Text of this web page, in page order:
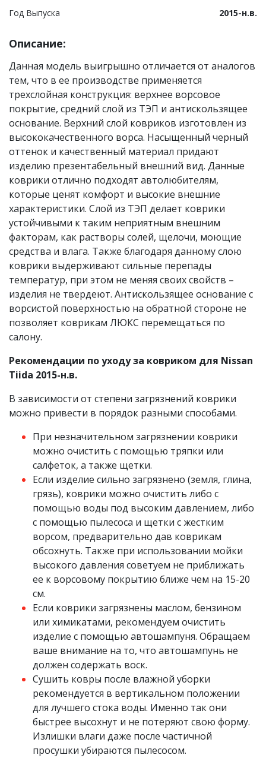
Год Выпуска
2015-н.в.
Описание:
Данная модель выигрышно отличается от аналогов
тем, что в ее производстве применяется
трехслойная конструкция: верхнее ворсовое
покрытие, средний слой из ТЭП и антискользящее
основание. Верхний слой ковриков изготовлен из
высококачественного ворса. Насыщенный черный
оттенок и качественный материал придают
изделию презентабельный внешний вид. Данные
коврики отлично подходят автолюбителям,
которые ценят комфорт и высокие внешние
характеристики. Слой из ТЭП делает коврики
устойчивыми к таким неприятным внешним
факторам, как растворы солей, щелочи, моющие
средства и влага. Также благодаря данному слою
коврики выдерживают сильные перепады
температур, при этом не меняя своих свойств –
изделия не твердеют. Антискользящее основание с
ворсистой поверхностью на обратной стороне не
позволяет коврикам ЛЮКС перемещаться по
салону.
Рекомендации по уходу за ковриком для Nissan
Tiida 2015-н.в.
В зависимости от степени загрязнений коврики
можно привести в порядок разными способами.
При незначительном загрязнении коврики
можно очистить с помощью тряпки или
салфеток, а также щетки.
Если изделие сильно загрязнено (земля, глина,
грязь), коврики можно очистить либо с
помощью воды под высоким давлением, либо
с помощью пылесоса и щетки с жестким
ворсом, предварительно дав коврикам
обсохнуть. Также при использовании мойки
высокого давления советуем не приближать
ее к ворсовому покрытию ближе чем на 15-20
см.
Если коврики загрязнены маслом, бензином
или химикатами, рекомендуем очистить
изделие с помощью автошампуня. Обращаем
ваше внимание на то, что автошампунь не
должен содержать воск.
Сушить ковры после влажной уборки
рекомендуется в вертикальном положении
для лучшего стока воды. Именно так они
быстрее высохнут и не потеряют свою форму.
Излишки влаги даже после частичной
просушки убираются пылесосом.